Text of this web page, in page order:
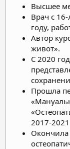
Высшее
Врач с
году,
Автор
живот».
С 2020
Прошла
2017-2021